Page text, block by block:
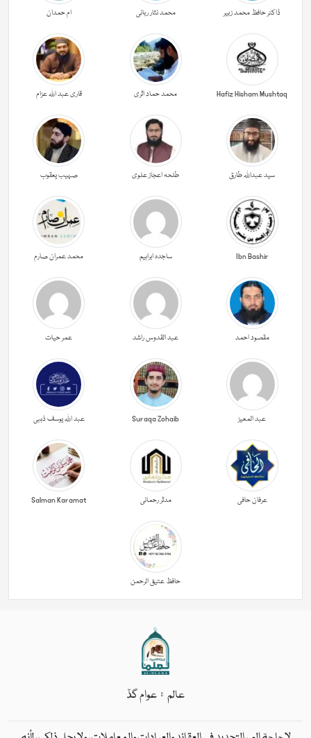
ڈاکٹر حافظ محمد زبیر محمد نثار ربانی ام حمدان
Hafiz Hisham Mushtaq محمد حماد اثری قاری عبد اللہ عزام
سید عبداللہ طارق طلحہ اعجاز علوی صہیب یعقوب
Ibn Bashir ساجدہ ابراہیم محمد عمران صارم
مقصود احمد عبد القدوس راشد عمر حیات
عبد المعیز Suraqa Zohaib عبد اللہ یوسف ذہبی
عرفان حافی مدثر رحمانی Salman Karamat
حافظ عتیق الرحمن
عالم ۽ عوام گڏ